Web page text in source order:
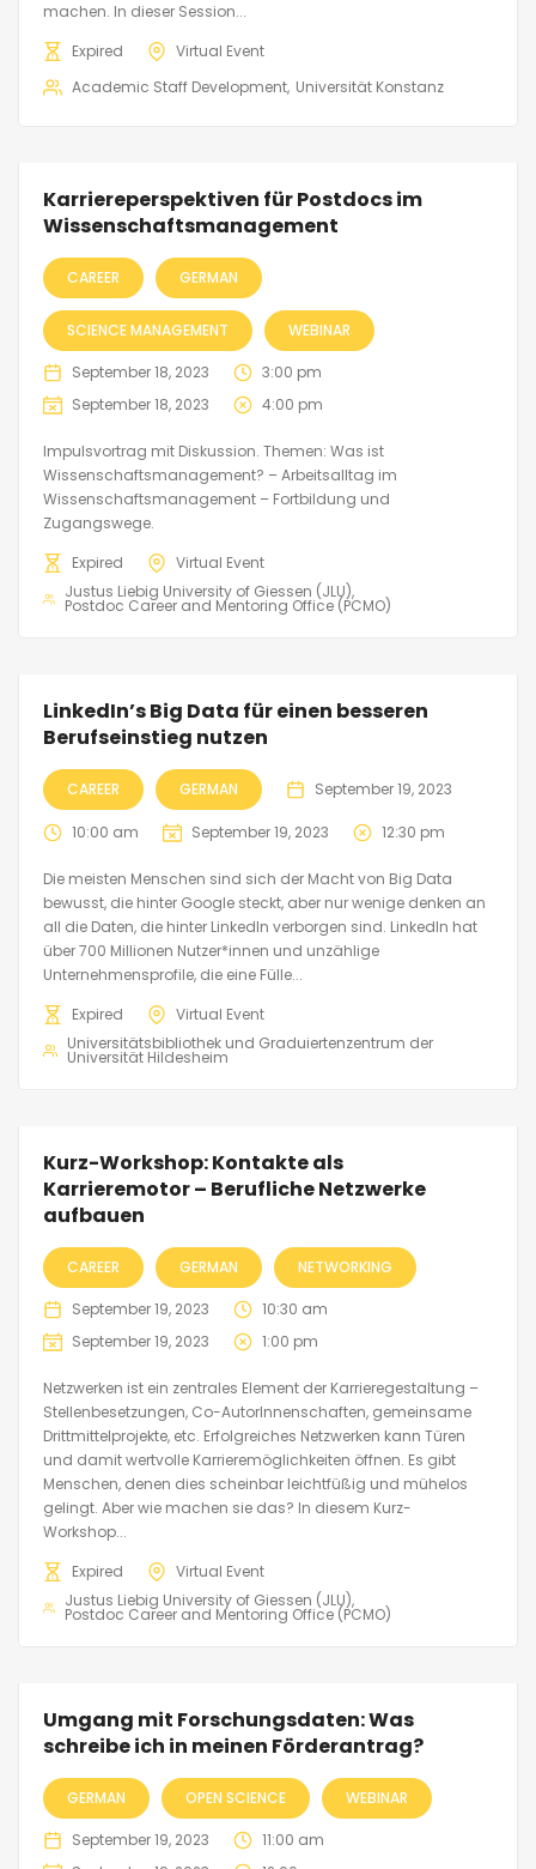
machen. In dieser Session...
Expired
Virtual Event
Academic Staff Development Universität Konstanz
Karriereperspektiven für Postdocs im
Wissenschaftsmanagement
CAREER GERMAN
SCIENCE MANAGEMENT WEBINAR
September 18, 2023
3:00 pm
September 18, 2023
4:00 pm
Impulsvortrag mit Diskussion. Themen: Was ist
Wissenschaftsmanagement? – Arbeitsalltag im
Wissenschaftsmanagement – Fortbildung und
Zugangswege.
Expired
Virtual Event
Justus Liebig University of Giessen (JLU)
Postdoc Career and Mentoring Office (PCMO)
LinkedIn’s Big Data für einen besseren
Berufseinstieg nutzen
CAREER GERMAN September 19, 2023
10:00 am September 19, 2023 12:30 pm
Die meisten Menschen sind sich der Macht von Big Data
bewusst, die hinter Google steckt, aber nur wenige denken an
all die Daten, die hinter LinkedIn verborgen sind. LinkedIn hat
über 700 Millionen Nutzer*innen und unzählige
Unternehmensprofile, die eine Fülle...
Expired
Virtual Event
Universitätsbibliothek und Graduiertenzentrum der
Universität Hildesheim
Kurz-Workshop: Kontakte als
Karrieremotor – Berufliche Netzwerke
aufbauen
CAREER GERMAN NETWORKING
September 19, 2023
10:30 am
September 19, 2023
1:00 pm
Netzwerken ist ein zentrales Element der Karrieregestaltung –
Stellenbesetzungen, Co-AutorInnenschaften, gemeinsame
Drittmittelprojekte, etc. Erfolgreiches Netzwerken kann Türen
und damit wertvolle Karrieremöglichkeiten öffnen. Es gibt
Menschen, denen dies scheinbar leichtfüßig und mühelos
gelingt. Aber wie machen sie das? In diesem Kurz-
Workshop...
Expired
Virtual Event
Justus Liebig University of Giessen (JLU)
Postdoc Career and Mentoring Office (PCMO)
Umgang mit Forschungsdaten: Was
schreibe ich in meinen Förderantrag?
GERMAN OPEN SCIENCE WEBINAR
September 19, 2023
11:00 am